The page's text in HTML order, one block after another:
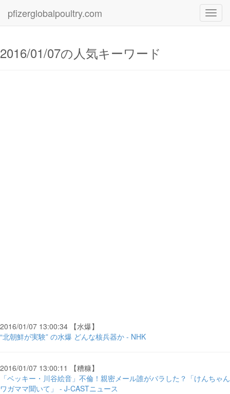
pfizerglobalpoultry.com
2016/01/07の人気キーワード
2016/01/07 13:00:34 【水爆】
“北朝鮮が実験” の水爆 どんな核兵器か - NHK
2016/01/07 13:00:11 【糟糠】
「ベッキー・川谷絵音」不倫！親密メール誰がバラした？「けんちゃん
ワガママ聞いて」 - J-CASTニュース